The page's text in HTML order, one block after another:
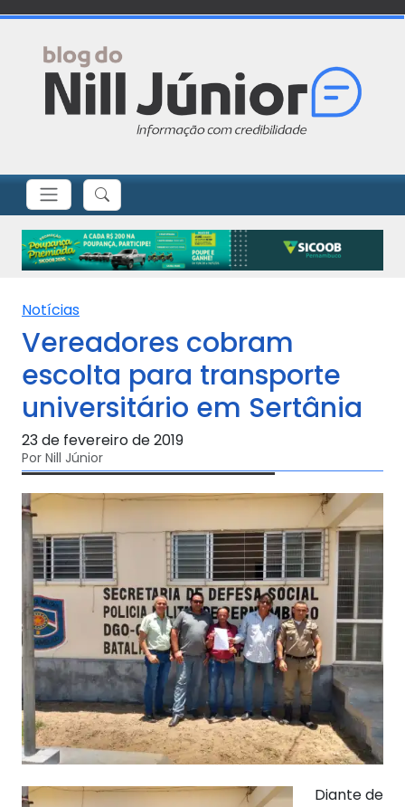
Notícias
Vereadores cobram
escolta para transporte
universitário em Sertânia
23 de fevereiro de 2019
Por Nill Júnior
Diante de